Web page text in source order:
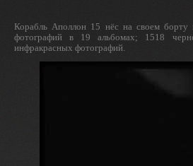
Корабль Аполлон 15 нёс на своем
фотографий в 19 альбомах; 1518
инфракрасных фотографий.